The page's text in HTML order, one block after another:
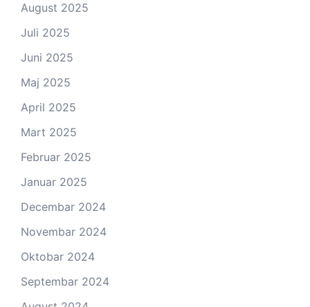
August 2025
Juli 2025
Juni 2025
Maj 2025
April 2025
Mart 2025
Februar 2025
Januar 2025
Decembar 2024
Novembar 2024
Oktobar 2024
Septembar 2024